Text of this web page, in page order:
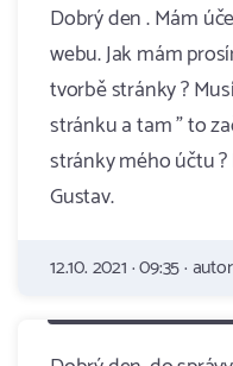
Dobrý den . Mám
webu. Jak mám
tvorbě stránky ?
stránku a tam " to
stránky mého účtu
Gustav.
12.10. 2021 · 09:35 ·